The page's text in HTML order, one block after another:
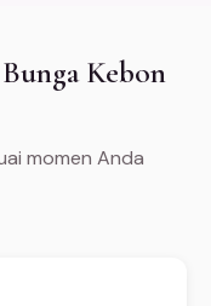
Kebon
momen Anda